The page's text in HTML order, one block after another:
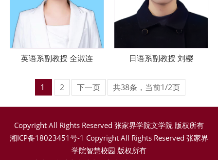
英语系副教授 全淑连 日语系副教授 刘樱
1 2 下一页 共38条，当前1/2页
Copyright All Rights Reserved 张家界学院文学院 版权所有
湘ICP备18023451号-1 Copyright All Rights Reserved 张家界
学院智慧校园 版权所有